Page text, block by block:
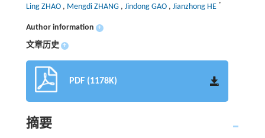
Ling ZHAO , Mengdi ZHANG , Jindong GAO , Jianzhong HE *
Author information +
文章历史 +
PDF (1178K)
摘要